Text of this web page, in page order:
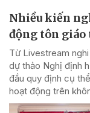
Nhiều kiến
động tôn
Từ Livestream
dự thảo Nghị định
đầu quy định cụ
hoạt động trên